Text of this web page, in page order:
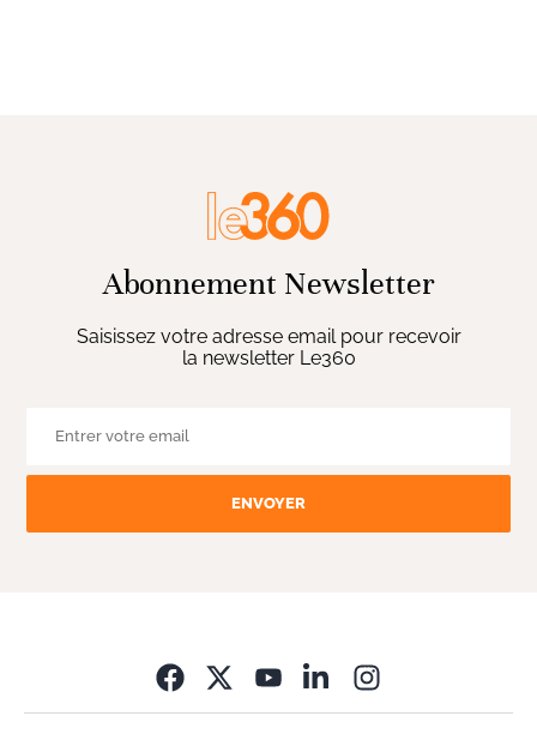
Abonnement Newsletter
Saisissez votre adresse email pour recevoir
la newsletter Le360
ENVOYER